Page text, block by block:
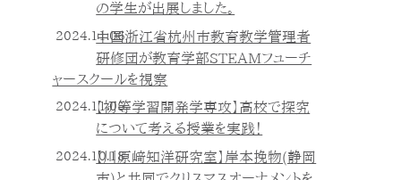
の学生が出展しました。
2024.11.06中国浙江省杭州市教育教学管理者
研修団が教育学部STEAMフューチ
ャースクールを視察
2024.11.05【初等学習開発学専攻】高校で探究
について考える授業を実践！
2024.10.18【川原﨑知洋研究室】岸本挽物(静岡